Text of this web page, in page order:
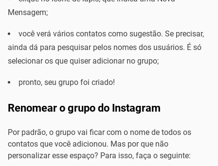
Mensagem;
você verá vários contatos como sugestão. Se precisar,
ainda dá para pesquisar pelos nomes dos usuários. É só
selecionar os que quiser adicionar no grupo;
pronto, seu grupo foi criado!
Renomear o grupo do Instagram
Por padrão, o grupo vai ficar com o nome de todos os
contatos que você adicionou. Mas por que não
personalizar esse espaço? Para isso, faça o seguinte: